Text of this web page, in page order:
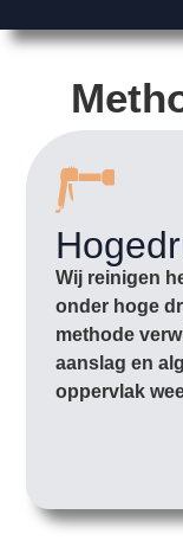
Wij reinigen
onder hoge
methode
aanslag en
oppervlak